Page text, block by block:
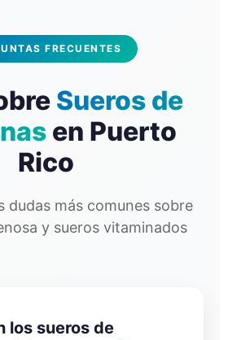
FRECUENTES
Sueros de
en Puerto
Rico
dudas más comunes sobre
y sueros vitaminados
los sueros de